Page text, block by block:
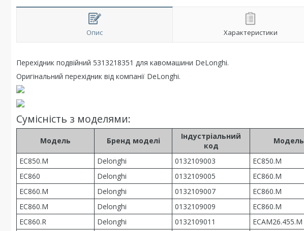
Опис Характеристики
Перехідник подвійний 5313218351 для кавомашини DeLonghi.
Оригінальний перехідник від компанії DeLonghi.
Сумісність з моделями:
Модель Бренд моделі
Індустріальний
код
Модель
EC850.M
Delonghi 0132109003 EC850.M
EC860
Delonghi 0132109005 EC860.M
EC860.M
Delonghi 0132109007 EC860.M
EC860.M
Delonghi 0132109009 EC860.M
EC860.R
Delonghi 0132109011 ECAM26.455.M